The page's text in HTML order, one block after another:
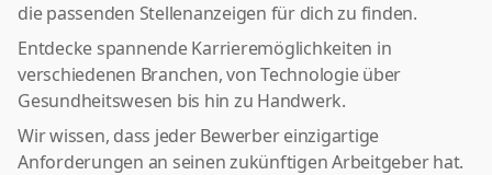
die passenden Stellenanzeigen für dich zu finden.
Entdecke spannende Karrieremöglichkeiten in
verschiedenen Branchen, von Technologie über
Gesundheitswesen bis hin zu Handwerk.
Wir wissen, dass jeder Bewerber einzigartige
Anforderungen an seinen zukünftigen Arbeitgeber hat.